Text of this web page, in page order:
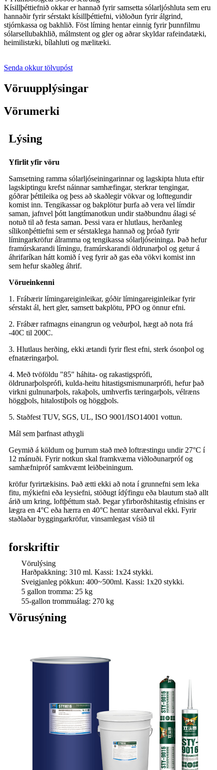
Kísillþéttiefnið okkar er hannað fyrir samsetta sólarljóshluta sem eru
hannaðir fyrir sérstakt kísillþéttiefni, viðloðun fyrir álgrind,
stjórnkassa og bakhlið. Föst líming hentar einnig fyrir þunnfilmu
sólarsellubakhlið, málmstent og gler og aðrar skyldar rafeindatæki,
heimilistæki, bílahluti og mælitæki.
Senda okkur tölvupóst
Vöruupplýsingar
Vörumerki
Lýsing
Yfirlit yfir vöru
Samsetning ramma sólarljóseiningarinnar og lagskipta hluta eftir
lagskiptingu krefst náinnar samhæfingar, sterkrar tengingar,
góðrar þéttileika og þess að skaðlegir vökvar og lofttegundir
komist inn. Tengikassar og bakplötur þurfa að vera vel límdir
saman, jafnvel þótt langtímanotkun undir staðbundnu álagi sé
notuð til að festa saman. Þessi vara er hlutlaus, herðanleg
sílikonþéttiefni sem er sérstaklega hannað og þróað fyrir
límingarkröfur álramma og tengikassa sólarljóseininga. Það hefur
framúrskarandi límingu, framúrskarandi öldrunarþol og getur á
áhrifaríkan hátt komið í veg fyrir að gas eða vökvi komist inn
sem hefur skaðleg áhrif.
Vörueinkenni
1. Frábærir límingareiginleikar, góðir límingareiginleikar fyrir
sérstakt ál, hert gler, samsett bakplötu, PPO og önnur efni.
2. Frábær rafmagns einangrun og veðurþol, hægt að nota frá
-40C til 200C.
3. Hlutlaus herðing, ekki ætandi fyrir flest efni, sterk ósonþol og
efnatæringarþol.
4. Með tvöföldu "85" háhita- og rakastigsprófi,
öldrunarþolsprófi, kulda-heitu hitastigsmismunarprófi, hefur það
virkni gulnunarþols, rakaþols, umhverfis tæringarþols, vélræns
höggþols, hitalostiþols og höggþols.
5. Staðfest TUV, SGS, UL, ISO 9001/ISO14001 vottun.
Mál sem þarfnast athygli
Geymið á köldum og þurrum stað með loftræstingu undir 27°C í
12 mánuði. Fyrir notkun skal framkvæma viðloðunarpróf og
samhæfnipróf samkvæmt leiðbeiningum.
kröfur fyrirtækisins. Það ætti ekki að nota í grunnefni sem leka
fitu, mýkiefni eða leysiefni, stöðugt ídýfingu eða blautum stað allt
árið um kring, loftþéttum stað. Þegar yfirborðshitastig efnisins er
lægra en 4°C eða hærra en 40°C hentar stærðarval ekki. Fyrir
staðlaðar byggingarkröfur, vinsamlegast vísið til
forskriftir
Vörulýsing
Harðpakkning: 310 ml. Kassi: 1x24 stykki.
Sveigjanleg pökkun: 400~500ml. Kassi: 1x20 stykki.
5 gallon tromma: 25 kg
55-gallon trommuálag: 270 kg
Vörusýning